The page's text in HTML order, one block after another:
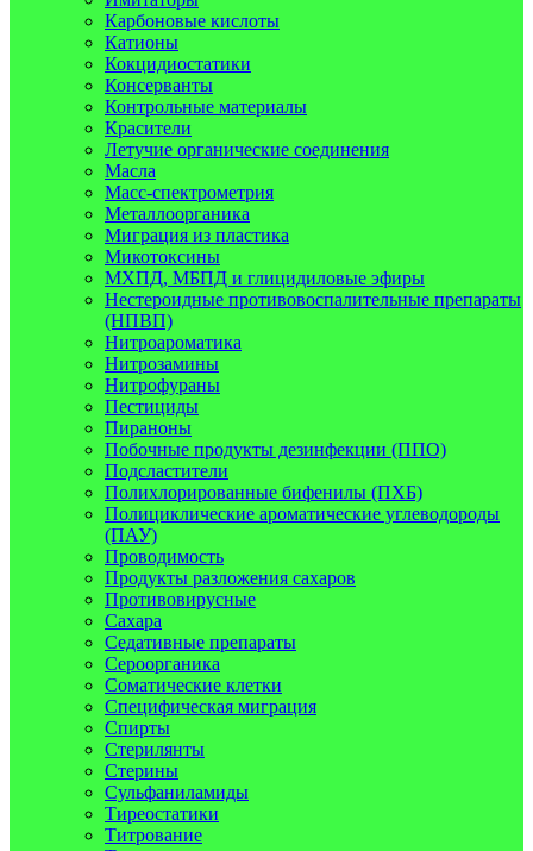
Карбоновые кислоты
Катионы
Кокцидиостатики
Консерванты
Контрольные материалы
Красители
Летучие органические соединения
Масла
Масс-спектрометрия
Металлоорганика
Миграция из пластика
Микотоксины
МХПД, МБПД и глицидиловые эфиры
Нестероидные противовоспалительные препараты
(НПВП)
Нитроароматика
Нитрозамины
Нитрофураны
Пестициды
Пираноны
Побочные продукты дезинфекции (ППО)
Подсластители
Полихлорированные бифенилы (ПХБ)
Полициклические ароматические углеводороды
(ПАУ)
Проводимость
Продукты разложения сахаров
Противовирусные
Сахара
Седативные препараты
Сероорганика
Соматические клетки
Специфическая миграция
Спирты
Стерилянты
Стерины
Сульфаниламиды
Тиреостатики
Титрование